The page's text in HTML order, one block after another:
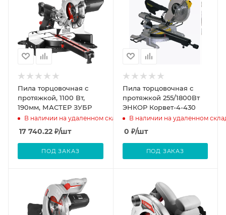
Пила торцовочная с
протяжкой, 1100 Вт,
190мм, МАСТЕР ЗУБР
В наличии на удаленном складе
17 740.22 ₽/шт
ПОД ЗАКАЗ
Пила торцовочная с
протяжкой 255/1800Вт
ЭНКОР Корвет-4-430
В наличии на удаленном
0 ₽/шт
ПОД ЗАКАЗ